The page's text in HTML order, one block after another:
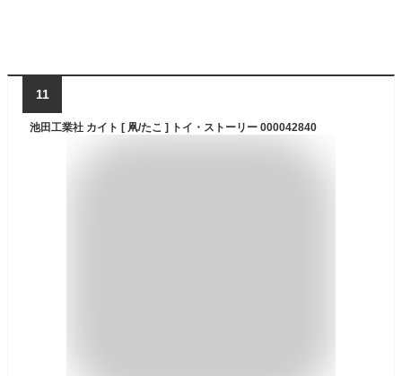
11
池田工業社 カイト [ 凧/たこ ] トイ・ストーリー 000042840